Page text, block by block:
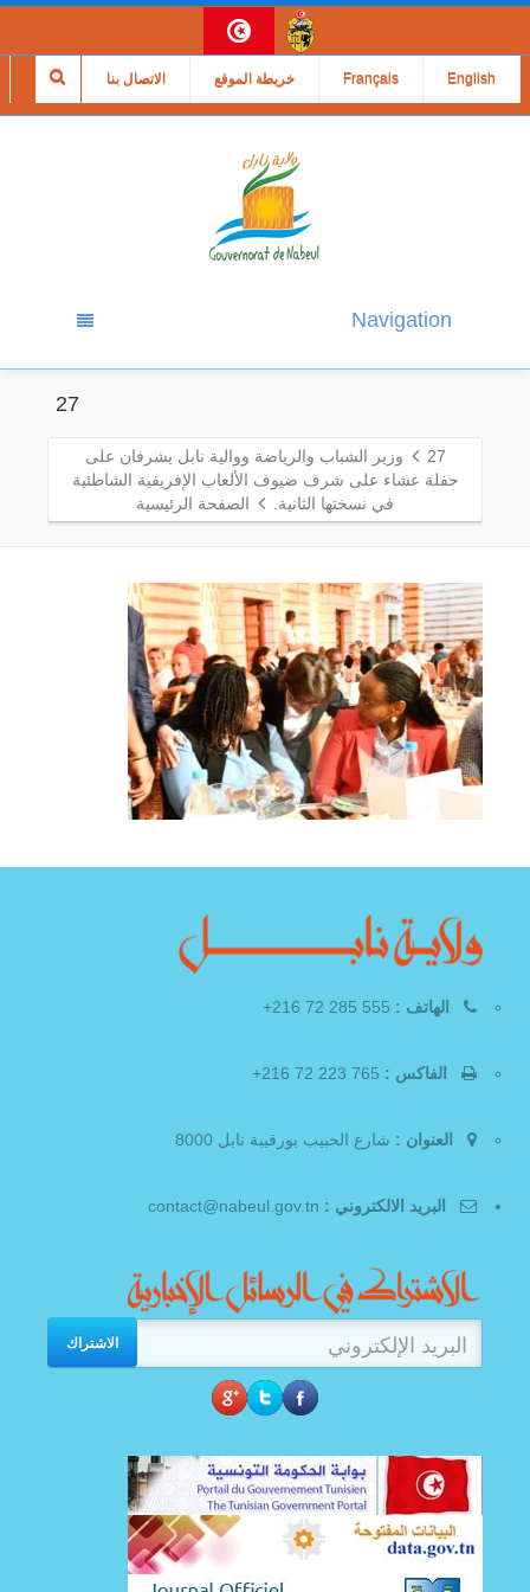
الاتصال بنا خريطة الموقع Français English
Navigation
27
27
وزير الشباب والرياضة ووالية نابل يشرفان على
حفلة عشاء على شرف ضيوف الألعاب الإفريفية الشاطئية
في نسختها الثانية.
الصفحة الرئيسية
الهاتف :
الفاكس :
العنوان : شارع الحبيب بورقيبة نابل 8000
البريد الالكتروني :
الاشتراك